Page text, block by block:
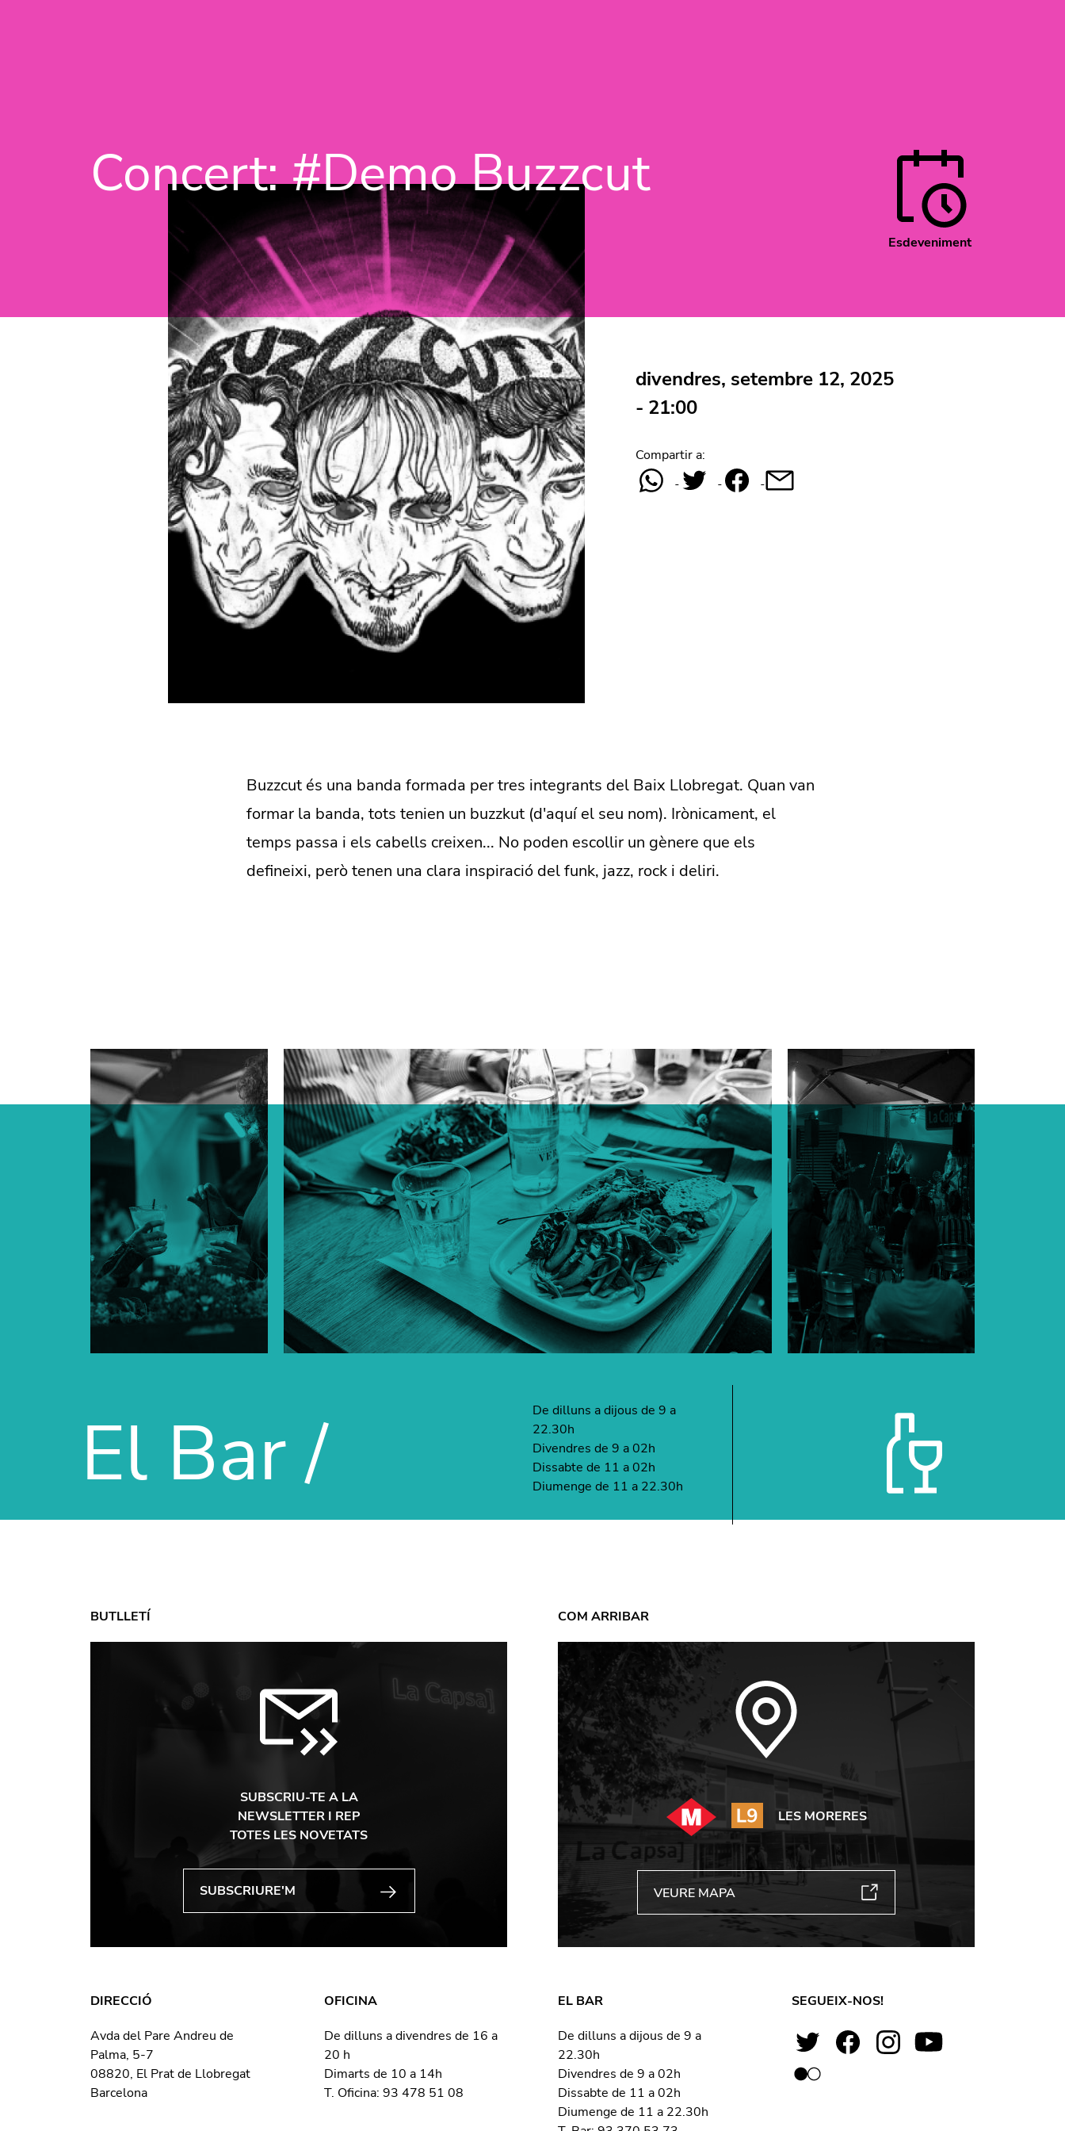
Concert: #Demo Buzzcut
Esdeveniment
divendres, setembre 12, 2025
- 21:00
Compartir a:
Buzzcut és una banda formada per tres integrants del Baix Llobregat. Quan van
formar la banda, tots tenien un buzzkut (d'aquí el seu nom). Irònicament, el
temps passa i els cabells creixen... No poden escollir un gènere que els
defineixi, però tenen una clara inspiració del funk, jazz, rock i deliri.
El Bar /
De dilluns a dijous de 9 a
22.30h
Divendres de 9 a 02h
Dissabte de 11 a 02h
Diumenge de 11 a 22.30h
BUTLLETÍ
SUBSCRIU-TE A LA
NEWSLETTER I REP
TOTES LES NOVETATS
COM ARRIBAR
LES MORERES
VEURE MAPA
DIRECCIÓ
Avda del Pare Andreu de
Palma, 5-7
08820, El Prat de Llobregat
Barcelona
OFICINA
De dilluns a divendres de 16 a
20 h
Dimarts de 10 a 14h
T. Oficina: 93 478 51 08
EL BAR
De dilluns a dijous de 9 a
22.30h
Divendres de 9 a 02h
Dissabte de 11 a 02h
Diumenge de 11 a 22.30h
SEGUEIX-NOS!